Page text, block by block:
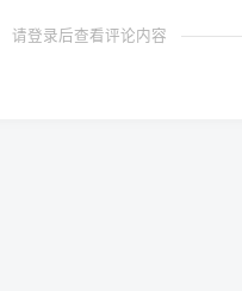
请登录后查看评论内容